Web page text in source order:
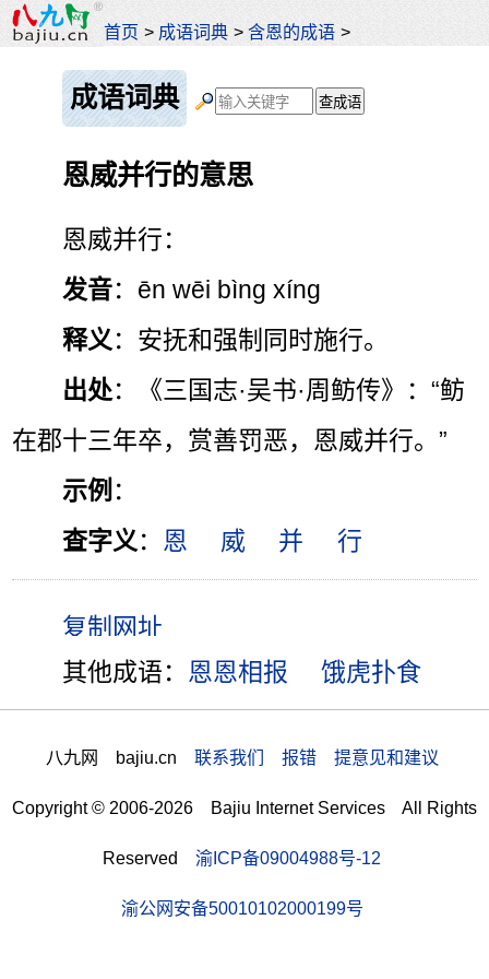
首页 > 成语词典 >含恩的成语 >
成语词典
恩威并行的意思
恩威并行：
发音：ēn wēi bìng xíng
释义 ：安抚和强制同时施行。
出处：《三国志·吴书·周鲂传》：“鲂
在郡十三年卒，赏善罚恶，恩威并行。”
示例 ：
查字义 ： 恩 威 并 行
其他成语： 恩恩相报 饿虎扑食
八九网 bajiu.cn 联系我们 报错 提意见和建议
Copyright © 2006-2026 Bajiu Internet Services All Rights
Reserved 渝ICP备09004988号-12
渝公网安备50010102000199号